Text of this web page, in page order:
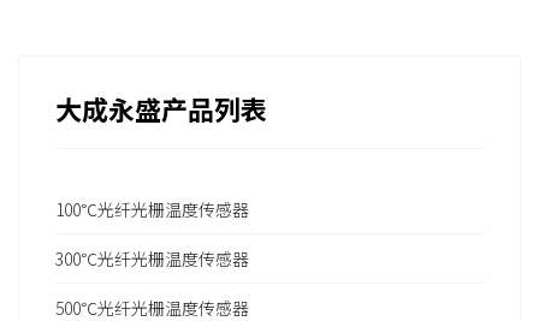
大成永盛产品列表
100℃光纤光栅温度传感器
300℃光纤光栅温度传感器
500℃光纤光栅温度传感器